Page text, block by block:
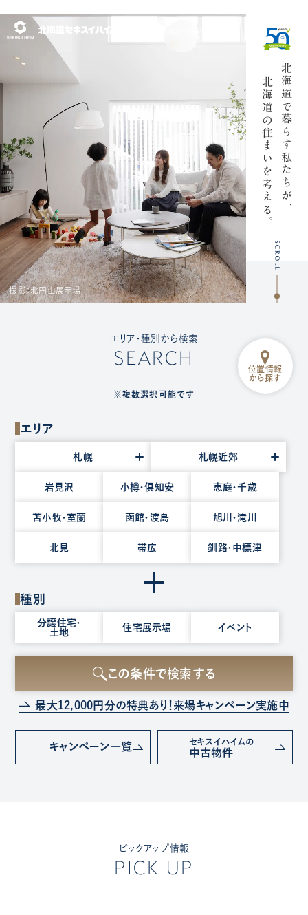
北海道で
暮らす私たちが、
北海道の
住まいを考
える
。
くる
撮影：北円山展示場
エリア・種別から検索
SEARCH
※複数選択可能です
位置情報
から探す
エリア
札幌 札幌近郊
岩見沢 小樽・倶知安 恵庭・千歳
苫小牧・室蘭 函館・渡島 旭川・滝川
北見 帯広 釧路・中標津
種別
を
択
分譲住宅・
土地
住宅展示場 イベント
この条件で検索する
最大12,000円分の特典あり！来場キャンペーン実施中
キャンペーン一覧 セキスイハイムの
中古物件
ピックアップ情報
PICK UP